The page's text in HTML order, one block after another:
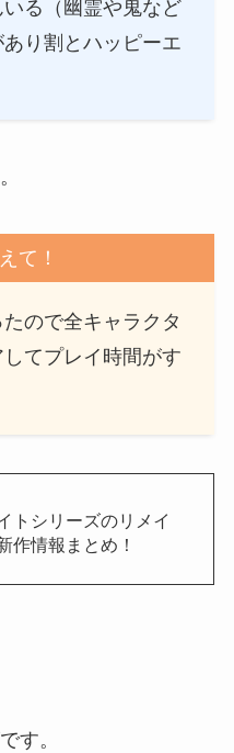
る（幽霊や鬼など
り割とハッピーエ
て！
ので全キャラクタ
てプレイ時間がす
トシリーズのリメイ
作情報まとめ！
す。